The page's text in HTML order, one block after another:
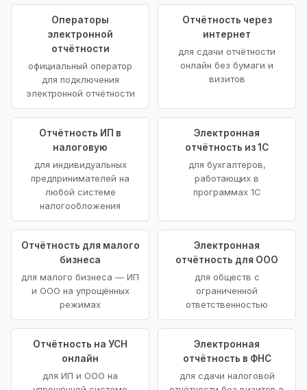
Операторы
электронной
отчётности
официальный оператор
для подключения
электронной отчётности
Отчётность через
интернет
для сдачи отчётности
онлайн без бумаги и
визитов
Отчётность ИП в
налоговую
для индивидуальных
предпринимателей на
любой системе
налогообложения
Электронная
отчётность из 1С
для бухгалтеров,
работающих в
программах 1С
Отчётность для малого
бизнеса
для малого бизнеса — ИП
и ООО на упрощённых
режимах
Электронная
отчётность для ООО
для обществ с
ограниченной
ответственностью
Отчётность на УСН
онлайн
для ИП и ООО на
Электронная
отчётность в ФНС
для сдачи налоговой